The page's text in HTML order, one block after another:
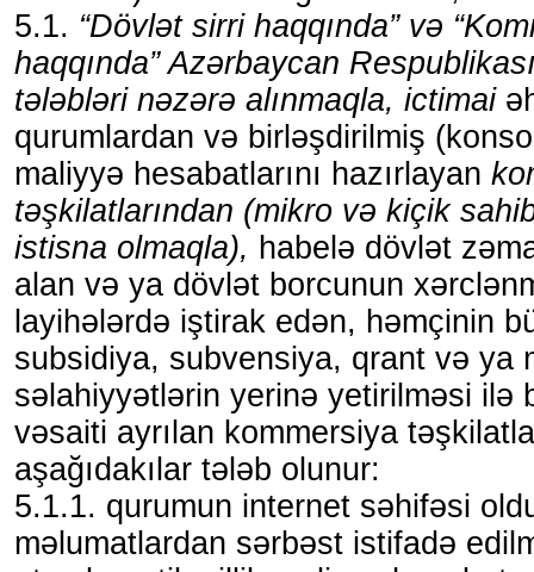
5.1. “Dövlət sirri haqqında” və
haqqında” Azərbaycan
tələbləri nəzərə alınmaqla, ictimai
qurumlardan və birləşdirilmiş
maliyyə hesabatlarını hazırlayan
təşkilatlarından (mikro və kiçik
istisna olmaqla), habelə dövlət
alan və ya dövlət borcunun
layihələrdə iştirak edən, həmçinin
subsidiya, subvensiya, qrant və ya
səlahiyyətlərin yerinə yetirilməsi ilə
vəsaiti ayrılan kommersiya
aşağıdakılar tələb olunur:
5.1.1. qurumun internet səhifəsi
məlumatlardan sərbəst istifadə